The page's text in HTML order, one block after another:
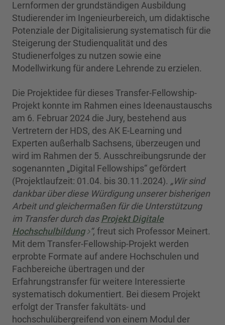
Lernformen der grundständigen Ausbildung
Studierender im Ingenieurbereich, um didaktische
Potenziale der Digitalisierung systematisch für die
Steigerung der Studienqualität und des
Studienerfolges zu nutzen sowie eine
Modellwirkung für andere Lehrende zu erzielen.
Die Projektidee für dieses Transfer-Fellowship-
Projekt konnte im Rahmen eines Ideenaustauschs
am 6. Februar 2024 die Jury, bestehend aus
Vertretern der HDS, des AK E-Learning und
Experten außerhalb Sachsens, überzeugen und
wird im Rahmen der 5. Ausschreibungsrunde der
sogenannten „Digital Fellowships“ gefördert
(Projektlaufzeit: 01.04. bis 30.11.2024). „Wir sind
dankbar über diese Würdigung unserer bisherigen
Arbeit und gleichermaßen für die Unterstützung
im Transfer durch das Projekt Digitale
Hochschulbildung “, freut sich Professor Meinert.
Mit dem Transfer-Fellowship-Projekt werden
erprobte Formate auf andere Hochschulen und
Fachbereiche übertragen und der
Erfahrungstransfer für weitere Interessierte
systematisch dokumentiert. Bei diesem Projekt
erfolgt der Transfer fakultäts- und
hochschulübergreifend von einem Modul der